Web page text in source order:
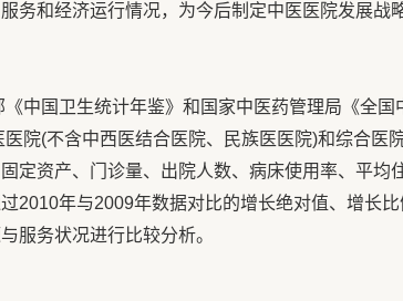
务和经济运行情况，为今后制定中医医院发展战
中国卫生统计年鉴》和国家中医药管理局《全国
院(不含中西医结合医院、民族医医院)和综合医
定资产、门诊量、出院人数、病床使用率、平均
2010年与2009年数据对比的增长绝对值、增长
服务状况进行比较分析。